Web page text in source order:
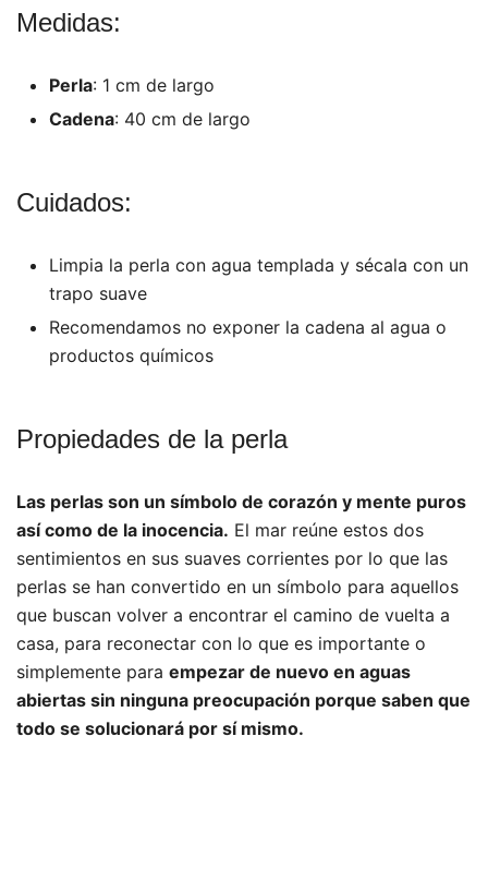
Medidas:
Perla: 1 cm de largo
Cadena: 40 cm de largo
Cuidados:
Limpia la perla con agua templada y sécala con un
trapo suave
Recomendamos no exponer la cadena al agua o
productos químicos
Propiedades de la perla
Las perlas son un símbolo de corazón y mente puros
así como de la inocencia. El mar reúne estos dos
sentimientos en sus suaves corrientes por lo que las
perlas se han convertido en un símbolo para aquellos
que buscan volver a encontrar el camino de vuelta a
casa, para reconectar con lo que es importante o
simplemente para empezar de nuevo en aguas
abiertas sin ninguna preocupación porque saben que
todo se solucionará por sí mismo.